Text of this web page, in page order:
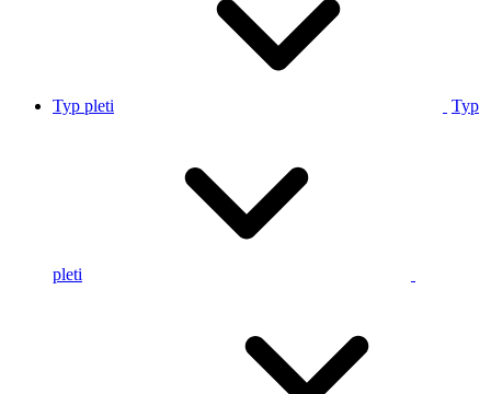
Typ pleti Typ
pleti